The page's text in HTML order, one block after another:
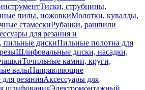
Тиски, струбцины,
пилы, ножовкиМолотки, кувалды,
стамескиРубанки, рашпили
для резания и
пильные дискиПильные полотна для
Шлифовальные диски, насадки,
Точильные камни, круги,
валыНаправляющие
резанияАксессуары для
шлифованияЭлектромонтажный